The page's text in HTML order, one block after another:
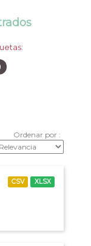
Ordenar por
CSV XLSX